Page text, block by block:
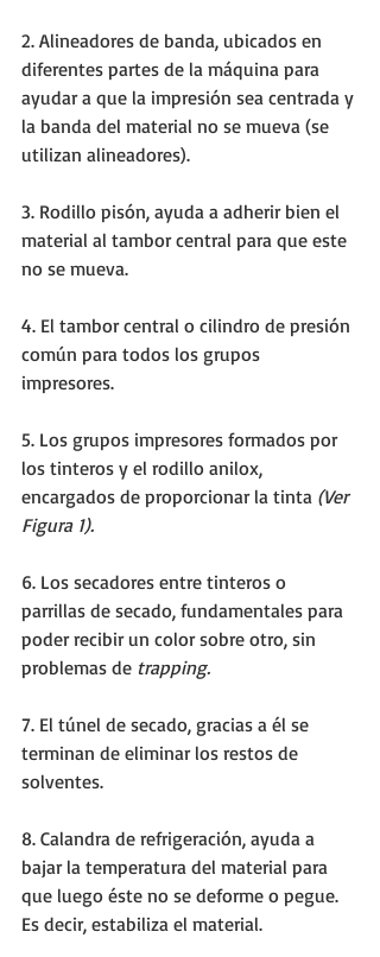
2. Alineadores de banda, ubicados en
diferentes partes de la máquina para
ayudar a que la impresión sea centrada y
la banda del material no se mueva (se
utilizan alineadores).
3. Rodillo pisón, ayuda a adherir bien el
material al tambor central para que este
no se mueva.
4. El tambor central o cilindro de presión
común para todos los grupos
impresores.
5. Los grupos impresores formados por
los tinteros y el rodillo anilox,
encargados de proporcionar la tinta (Ver
Figura 1).
6. Los secadores entre tinteros o
parrillas de secado, fundamentales para
poder recibir un color sobre otro, sin
problemas de trapping.
7. El túnel de secado, gracias a él se
terminan de eliminar los restos de
solventes.
8. Calandra de refrigeración, ayuda a
bajar la temperatura del material para
que luego éste no se deforme o pegue.
Es decir, estabiliza el material.